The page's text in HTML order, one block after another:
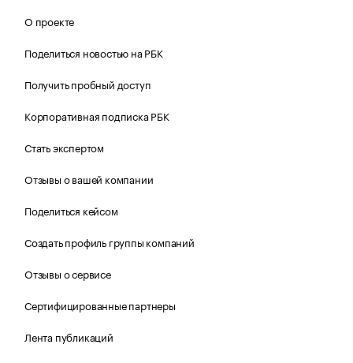
О проекте
Поделиться новостью на РБК
Получить пробный доступ
Корпоративная подписка РБК
Стать экспертом
Отзывы о вашей компании
Поделиться кейсом
Создать профиль группы компаний
Отзывы о сервисе
Сертифицированные партнеры
Лента публикаций